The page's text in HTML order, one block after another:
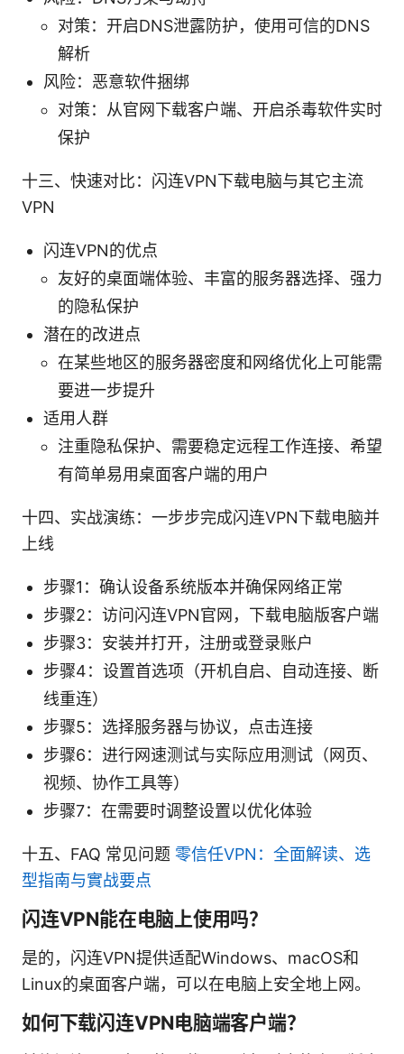
对策：开启DNS泄露防护，使用可信的DNS
解析
风险：恶意软件捆绑
对策：从官网下载客户端、开启杀毒软件实时
保护
十三、快速对比：闪连VPN下载电脑与其它主流
VPN
闪连VPN的优点
友好的桌面端体验、丰富的服务器选择、强力
的隐私保护
潜在的改进点
在某些地区的服务器密度和网络优化上可能需
要进一步提升
适用人群
注重隐私保护、需要稳定远程工作连接、希望
有简单易用桌面客户端的用户
十四、实战演练：一步步完成闪连VPN下载电脑并
上线
步骤1：确认设备系统版本并确保网络正常
步骤2：访问闪连VPN官网，下载电脑版客户端
步骤3：安装并打开，注册或登录账户
步骤4：设置首选项（开机自启、自动连接、断
线重连）
步骤5：选择服务器与协议，点击连接
步骤6：进行网速测试与实际应用测试（网页、
视频、协作工具等）
步骤7：在需要时调整设置以优化体验
十五、FAQ 常见问题 零信任VPN：全面解读、选
型指南与實战要点
闪连VPN能在电脑上使用吗？
是的，闪连VPN提供适配Windows、macOS和
Linux的桌面客户端，可以在电脑上安全地上网。
如何下载闪连VPN电脑端客户端？